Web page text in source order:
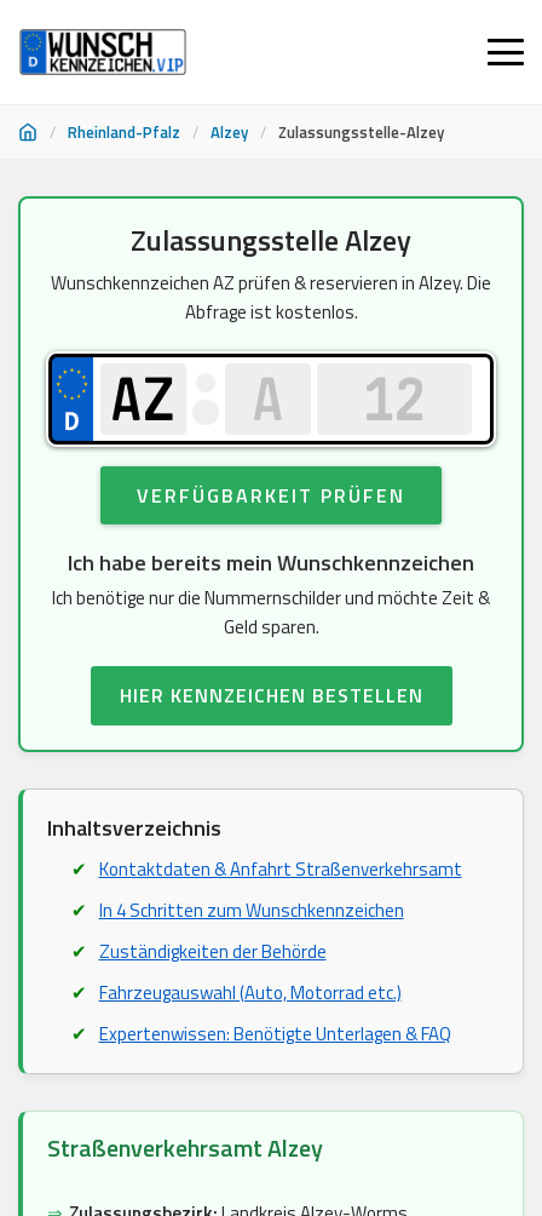
/ Rheinland-Pfalz / Alzey / Zulassungsstelle-Alzey
springen
Zulassungsstelle Alzey
Wunschkennzeichen AZ prüfen & reservieren in Alzey. Die
Abfrage ist kostenlos.
VERFÜGBARKEIT PRÜFEN
Ich habe bereits mein Wunschkennzeichen
Ich benötige nur die Nummernschilder und möchte Zeit &
Geld sparen.
HIER KENNZEICHEN BESTELLEN
Inhaltsverzeichnis
Kontaktdaten & Anfahrt Straßenverkehrsamt
In 4 Schritten zum Wunschkennzeichen
Zuständigkeiten der Behörde
Fahrzeugauswahl (Auto, Motorrad etc.)
Expertenwissen: Benötigte Unterlagen & FAQ
Straßenverkehrsamt Alzey